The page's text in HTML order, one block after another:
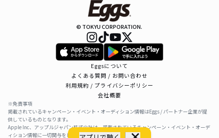
© TOKYU CORPORATION.
Eggsについて
よくある質問 / お問い合わせ
利用規約 / プライバシーポリシー
会社概要
※免責事項
掲載されているキャンペーン・イベント・オーディション情報はEggs / パートナー企業が提
供しているものとなります。
Apple Inc、アップルジャパン株式会社は、掲載されているキャンペーン・イベント・オーデ
ィション情報に一切関与をしておりません。